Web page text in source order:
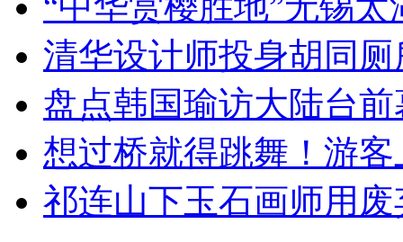
清华设计师投身胡同
盘点韩国瑜访大陆台
想过桥就得跳舞！游客
祁连山下玉石画师用